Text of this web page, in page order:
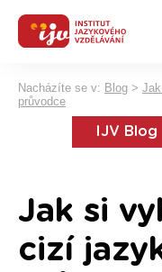
Nacházíte se v: Blog >
průvodce
IJV Blog
Jak si
cizí